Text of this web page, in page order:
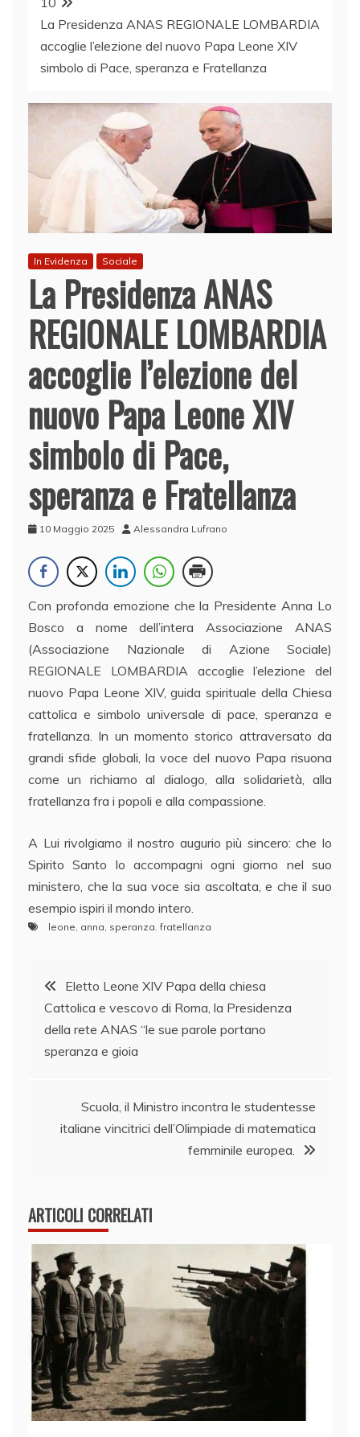
La Presidenza ANAS REGIONALE LOMBARDIA
accoglie l’elezione del nuovo Papa Leone XIV
simbolo di Pace, speranza e Fratellanza
In Evidenza Sociale
La Presidenza ANAS
REGIONALE LOMBARDIA
accoglie l’elezione del
nuovo Papa Leone XIV
simbolo di Pace,
speranza e Fratellanza
10 Maggio 2025 Alessandra Lufrano
Con profonda emozione che la Presidente Anna Lo
Bosco a nome dell’intera Associazione ANAS
(Associazione Nazionale di Azione Sociale)
REGIONALE LOMBARDIA accoglie l’elezione del
nuovo Papa Leone XIV, guida spirituale della Chiesa
cattolica e simbolo universale di pace, speranza e
fratellanza. In un momento storico attraversato da
grandi sfide globali, la voce del nuovo Papa risuona
come un richiamo al dialogo, alla solidarietà, alla
fratellanza fra i popoli e alla compassione.
A Lui rivolgiamo il nostro augurio più sincero: che lo
Spirito Santo lo accompagni ogni giorno nel suo
ministero, che la sua voce sia ascoltata, e che il suo
esempio ispiri il mondo intero.
leone, anna, speranza. fratellanza
Navigazione
articoli
Eletto Leone XIV Papa della chiesa
Cattolica e vescovo di Roma, la Presidenza
della rete ANAS “le sue parole portano
speranza e gioia
Scuola, il Ministro incontra le studentesse
italiane vincitrici dell’Olimpiade di matematica
femminile europea.
ARTICOLI CORRELATI